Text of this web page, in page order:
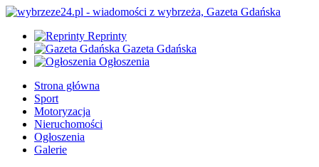
Reprinty
Gazeta Gdańska
Ogłoszenia
Strona główna
Sport
Motoryzacja
Nieruchomości
Ogłoszenia
Galerie